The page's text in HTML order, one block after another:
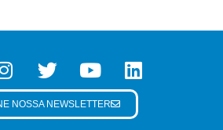
NOSSA NEWSLETTER